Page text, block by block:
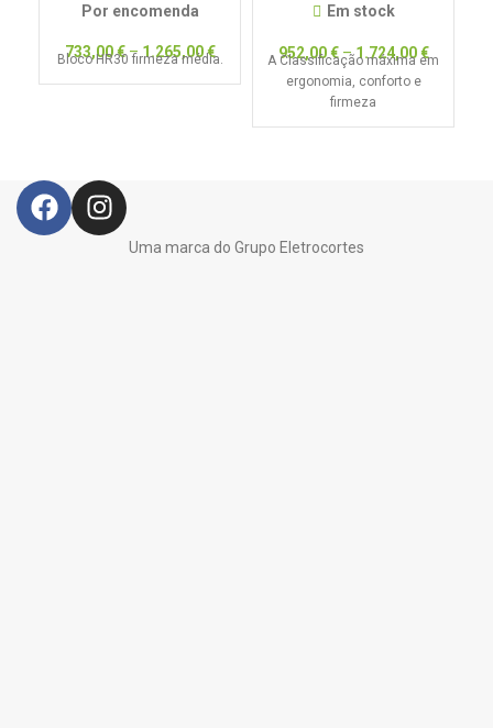
Por encomenda
733,00€– 1.265,00€
Bloco HR30 firmeza média.
Em stock
952,00€–1.724,00€
A Classificação máxima em
ergonomia, conforto e
firmeza
Uma marca do Grupo Eletrocortes